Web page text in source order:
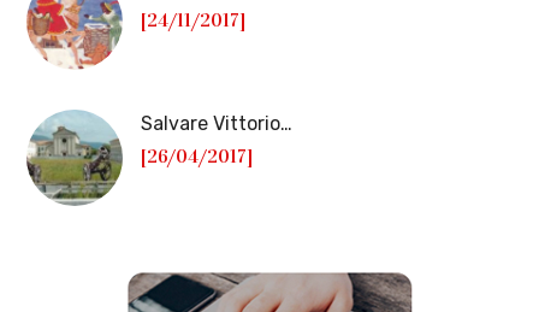
[24/11/2017]
Salvare Vittorio…
[26/04/2017]